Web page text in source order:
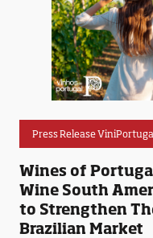
Press Release
Wines of
Wine South
to Strengthen
Brazilian Market